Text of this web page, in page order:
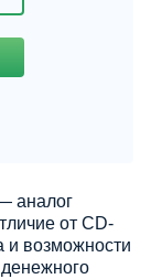
аналог
от CD-
и возможности